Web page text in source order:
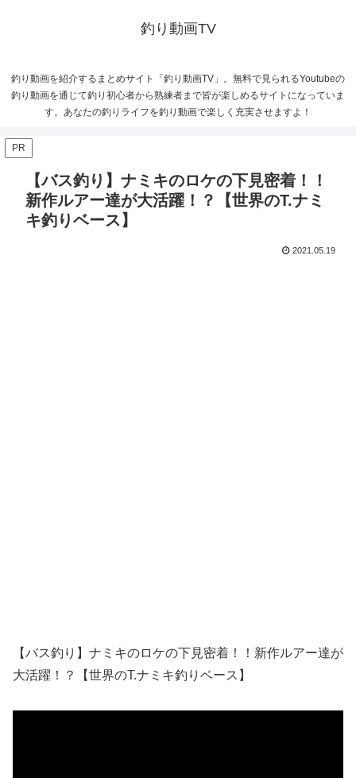
釣り動画TV
釣り動画を紹介するまとめサイト「釣り動画TV」。無料で見られるYoutubeの
釣り動画を通じて釣り初心者から熟練者まで皆が楽しめるサイトになっていま
す。あなたの釣りライフを釣り動画で楽しく充実させますよ！
PR
【バス釣り】ナミキのロケの下見密着！！
新作ルアー達が大活躍！？【世界のT.ナミ
キ釣りベース】
2021.05.19
【バス釣り】ナミキのロケの下見密着！！新作ルアー達が
大活躍！？【世界のT.ナミキ釣りベース】